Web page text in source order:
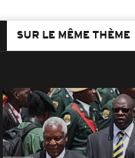
SUR LE MÊME THÈME